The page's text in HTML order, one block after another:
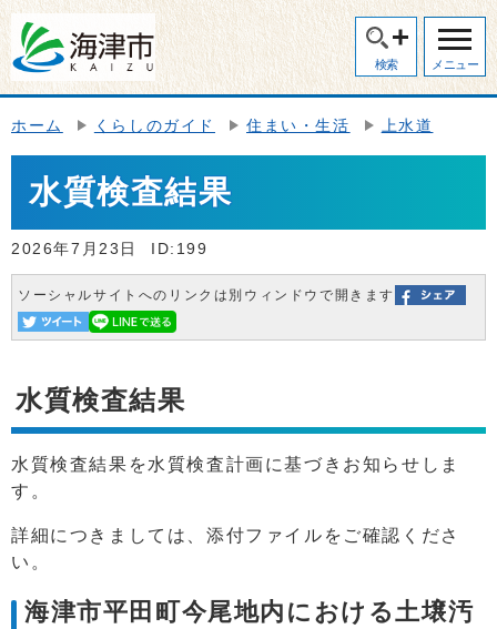
検索 メニュー
ホーム くらしのガイド 住まい・生活 上水道
水質検査結果
2026年7月23日 ID:199
ソーシャルサイトへのリンクは別ウィンドウで開きます
水質検査結果
水質検査結果を水質検査計画に基づきお知らせしま
す。
詳細につきましては、添付ファイルをご確認くださ
い。
海津市平田町今尾地内における土壌汚